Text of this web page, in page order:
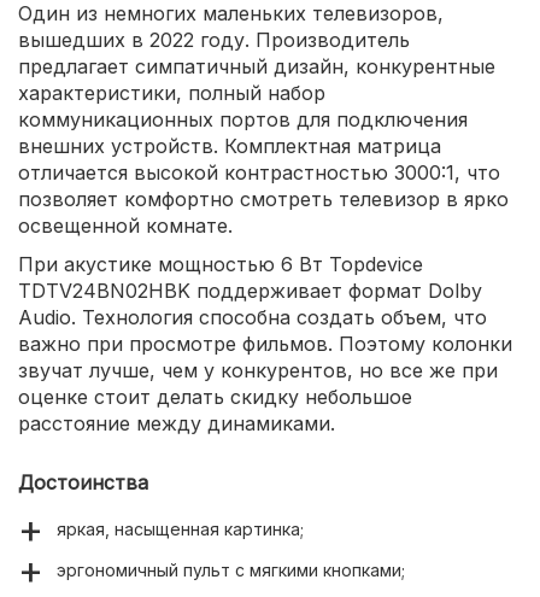
Один из немногих маленьких телевизоров,
вышедших в 2022 году. Производитель
предлагает симпатичный дизайн, конкурентные
характеристики, полный набор
коммуникационных портов для подключения
внешних устройств. Комплектная матрица
отличается высокой контрастностью 3000:1, что
позволяет комфортно смотреть телевизор в ярко
освещенной комнате.
При акустике мощностью 6 Вт Topdevice
TDTV24BN02HBK поддерживает формат Dolby
Audio. Технология способна создать объем, что
важно при просмотре фильмов. Поэтому колонки
звучат лучше, чем у конкурентов, но все же при
оценке стоит делать скидку небольшое
расстояние между динамиками.
Достоинства
яркая, насыщенная картинка;
эргономичный пульт с мягкими кнопками;